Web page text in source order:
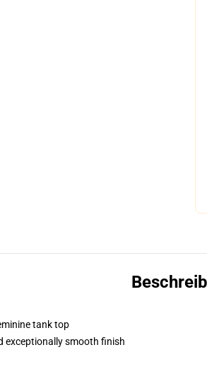
tank top
exceptionally smooth finish